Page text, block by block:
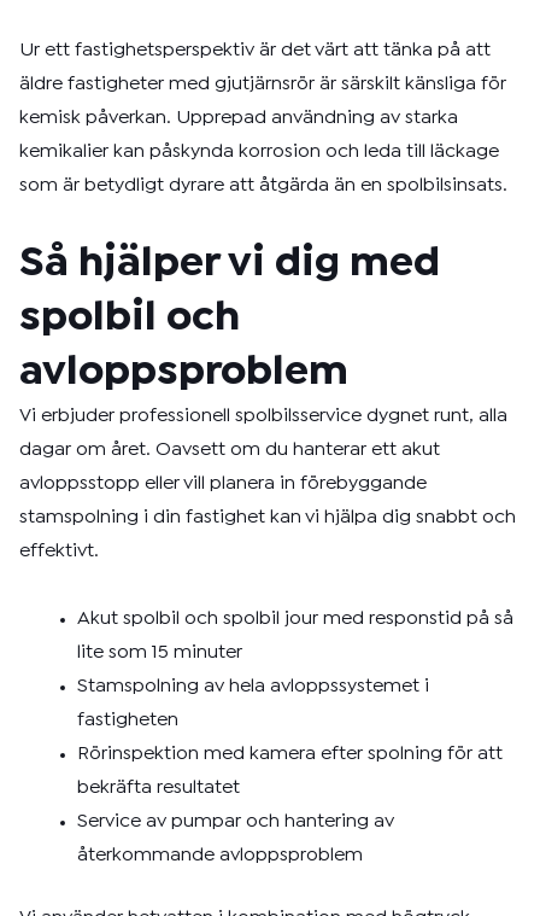
Ur ett fastighetsperspektiv är det värt att tänka på att
äldre fastigheter med gjutjärnsrör är särskilt känsliga för
kemisk påverkan. Upprepad användning av starka
kemikalier kan påskynda korrosion och leda till läckage
som är betydligt dyrare att åtgärda än en spolbilsinsats.
Så hjälper vi dig med
spolbil och
avloppsproblem
Vi erbjuder professionell spolbilsservice dygnet runt, alla
dagar om året. Oavsett om du hanterar ett akut
avloppsstopp eller vill planera in förebyggande
stamspolning i din fastighet kan vi hjälpa dig snabbt och
effektivt.
Akut spolbil och spolbil jour med responstid på så
lite som 15 minuter
Stamspolning av hela avloppssystemet i
fastigheten
Rörinspektion med kamera efter spolning för att
bekräfta resultatet
Service av pumpar och hantering av
återkommande avloppsproblem